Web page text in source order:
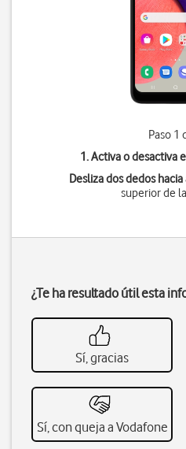
Paso 1
1. Activa o desactiva
Desliza dos dedos hacia
superior de
¿Te ha resultado útil esta
Sí, gracias
Sí, con queja a Vodafone